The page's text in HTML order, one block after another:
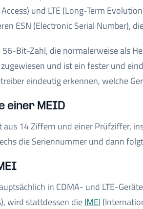
und LTE (Long-Term
ESN (Electronic Serial Number),
56-Bit-Zahl, die normalerweise als
und ist ein fester und
eindeutig erkennen, welche
einer MEID
aus 14 Ziffern und einer Prüfziffer,
die Seriennummer und dann
in CDMA- und LTE-
wird stattdessen dieIMEI